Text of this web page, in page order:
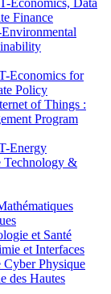
Economics, Data
Finance
Economics for
Policy
of Things :
Program
Energy
Technology &
et Santé
et Interfaces
Physique
des Hautes